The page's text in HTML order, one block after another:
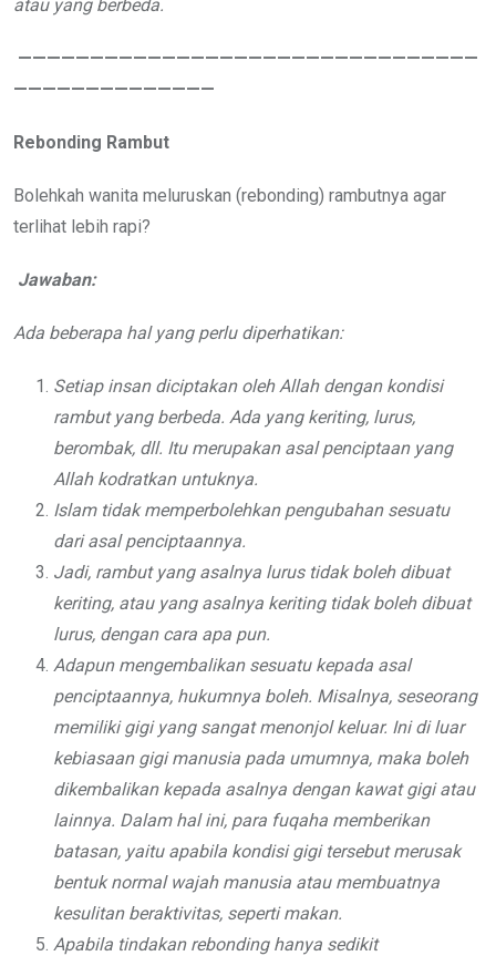
atau yang berbeda.
————————————————————————————————
——————————————
Rebonding Rambut
Bolehkah wanita meluruskan (rebonding) rambutnya agar
terlihat lebih rapi?
Jawaban:
Ada beberapa hal yang perlu diperhatikan:
Setiap insan diciptakan oleh Allah dengan kondisi
rambut yang berbeda. Ada yang keriting, lurus,
berombak, dll. Itu merupakan asal penciptaan yang
Allah kodratkan untuknya.
Islam tidak memperbolehkan pengubahan sesuatu
dari asal penciptaannya.
Jadi, rambut yang asalnya lurus tidak boleh dibuat
keriting, atau yang asalnya keriting tidak boleh dibuat
lurus, dengan cara apa pun.
Adapun mengembalikan sesuatu kepada asal
penciptaannya, hukumnya boleh. Misalnya, seseorang
memiliki gigi yang sangat menonjol keluar. Ini di luar
kebiasaan gigi manusia pada umumnya, maka boleh
dikembalikan kepada asalnya dengan kawat gigi atau
lainnya. Dalam hal ini, para fuqaha memberikan
batasan, yaitu apabila kondisi gigi tersebut merusak
bentuk normal wajah manusia atau membuatnya
kesulitan beraktivitas, seperti makan.
Apabila tindakan rebonding hanya sedikit